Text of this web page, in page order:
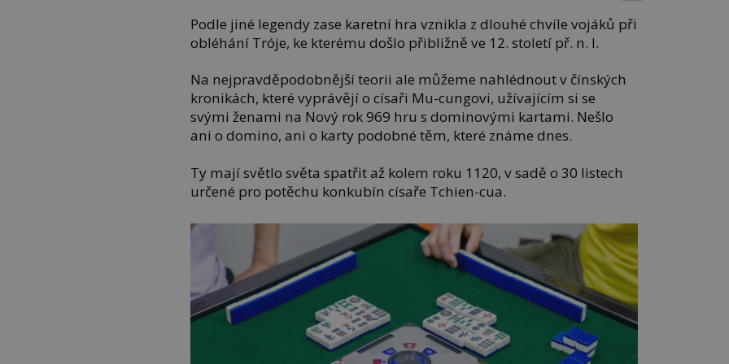
Podle jiné legendy zase karetní hra vznikla z dlouhé chvíle vojáků při
obléhání Tróje, ke kterému došlo přibližně ve 12. století př. n. l.
Na nejpravděpodobnější teorii ale můžeme nahlédnout v čínských
kronikách, které vyprávějí o císaři Mu-cungovi, užívajícím si se
svými ženami na Nový rok 969 hru s dominovými kartami. Nešlo
ani o domino, ani o karty podobné těm, které známe dnes.
Ty mají světlo světa spatřit až kolem roku 1120, v sadě o 30 listech
určené pro potěchu konkubín císaře Tchien-cua.